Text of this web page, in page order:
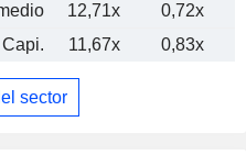
12,71x
0,72x
11,67x 0,83x
sector